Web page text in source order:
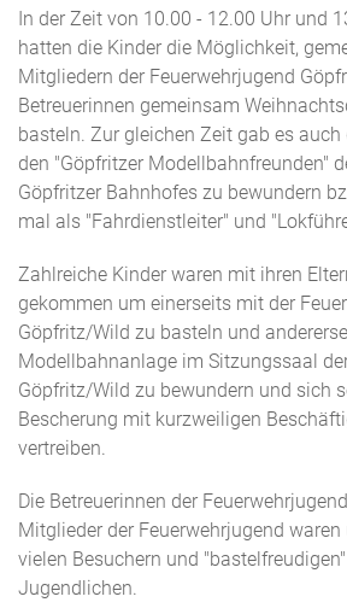
In der Zeit von 10.00 - 12.00 Uhr und
hatten die Kinder die Möglichkeit,
Mitgliedern der Feuerwehrjugend
Betreuerinnen gemeinsam
basteln. Zur gleichen Zeit gab es
den "Göpfritzer Modellbahnfreunden"
Göpfritzer Bahnhofes zu bewundern
mal als "Fahrdienstleiter" und
Zahlreiche Kinder waren mit ihren
gekommen um einerseits mit der
Göpfritz/Wild zu basteln und
Modellbahnanlage im Sitzungssaal
Göpfritz/Wild zu bewundern und sich
Bescherung mit kurzweiligen
vertreiben.
Die Betreuerinnen der
Mitglieder der Feuerwehrjugend
vielen Besuchern und
Jugendlichen.